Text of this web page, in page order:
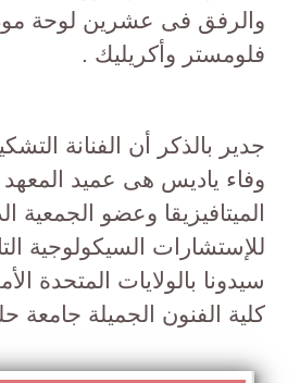
والرفق فى عشرين لوحة
فلومستر وأكريليك .
جدير بالذكر أن الفنانة
وفاء ياديس هى عميد المعهد
الميتافيزيقا وعضو الجمعية
للإستشارات السيكولوجية
سيدونا بالولايات المتحدة
كلية الفنون الجميلة جامعة